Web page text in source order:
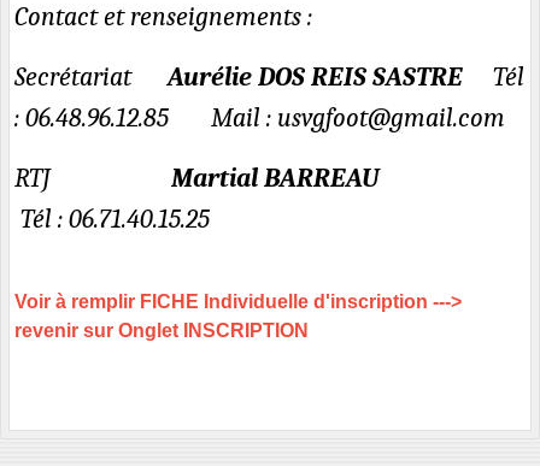
Contact et renseignements :
SecrétariatAurélie DOS REIS SASTRE
Tél
: 06.48.96.12.85 Mail : usvgfoot@gmail.com
RTJ Martial BARREAU
Tél : 06.71.40.15.25
Voir à remplir FICHE Individuelle d'inscription --->
revenir sur Onglet INSCRIPTION